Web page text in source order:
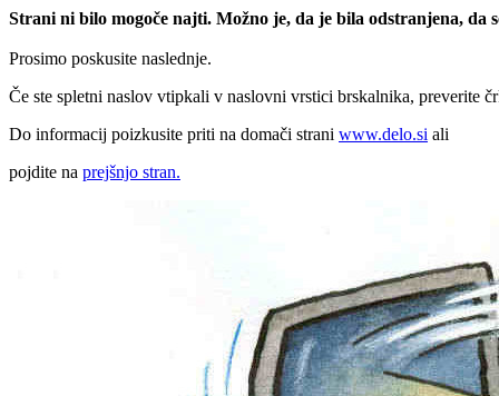
Strani ni bilo mogoče najti. Možno je, da je bila odstranjena, da
Prosimo poskusite naslednje.
Če ste spletni naslov vtipkali v naslovni vrstici brskalnika, preverite
Do informacij poizkusite priti na domači strani www.delo.si ali
pojdite na prejšnjo stran.